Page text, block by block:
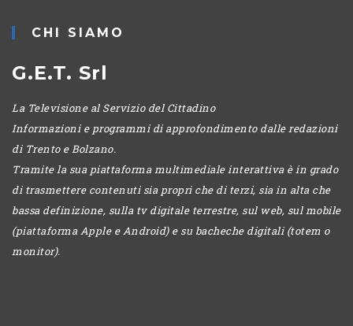
CHI SIAMO
G.E.T. Srl
La Televisione al Servizio del Cittadino
Informazioni e programmi di approfondimento dalle redazioni
di Trento e Bolzano.
Tramite la sua piattaforma multimediale interattiva è in grado
di trasmettere contenuti sia propri che di terzi, sia in alta che
bassa definizione, sulla tv digitale terrestre, sul web, sul mobile
(piattaforma Apple e Android) e su bacheche digitali (totem o
monitor).